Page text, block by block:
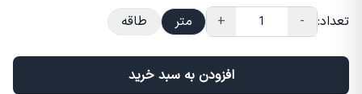
تعداد: -
+ متر طاقه
افزودن به سبد خرید